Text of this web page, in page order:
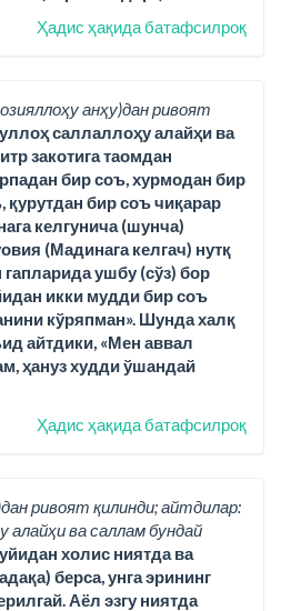
Ҳадис ҳақида батафсилроқ
анҳу)дан ривоят
саллаллоҳу алайҳи ва
закотига таомдан
бир соъ, хурмодан бир
бир соъ чиқарар
келгунича (шунча)
(Мадинага келгач) нутқ
гапларида ушбу (сўз) бор
икки мудди бир соъ
кўряпман». Шунда халқ
айтдики, «Мен аввал
ҳануз худди ўшандай
Ҳадис ҳақида батафсилроқ
ривоят қилинди; айтдилар:
алайҳи ва саллам бундай
холис ниятда ва
берса, унга эрининг
Аёл эзгу ниятда